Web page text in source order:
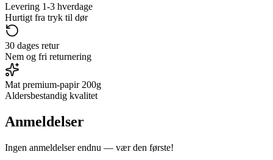
Levering 1-3 hverdage
Hurtigt fra tryk til dør
30 dages retur
Nem og fri returnering
Mat premium-papir 200g
Aldersbestandig kvalitet
Anmeldelser
Ingen anmeldelser endnu — vær den første!